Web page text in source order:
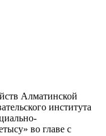
Алматинской
института
во главе с